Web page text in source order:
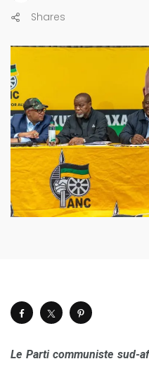
Shares
Le Parti communiste sud-